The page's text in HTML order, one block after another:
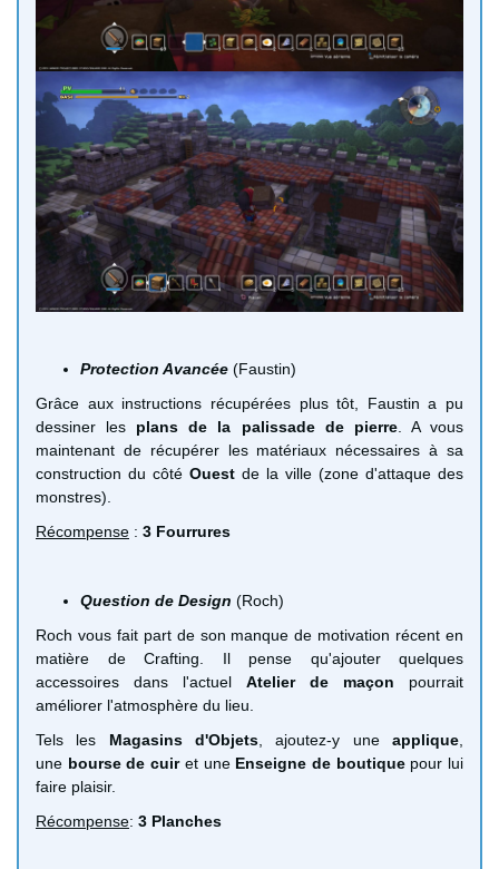
Protection Avancée (Faustin)
Grâce aux instructions récupérées plus tôt, Faustin a pu
dessiner les plans de la palissade de pierre. A vous
maintenant de récupérer les matériaux nécessaires à sa
construction du côté Ouest de la ville (zone d'attaque des
monstres).
Récompense : 3 Fourrures
Question de Design (Roch)
Roch vous fait part de son manque de motivation récent en
matière de Crafting. Il pense qu'ajouter quelques
accessoires dans l'actuel Atelier de maçon pourrait
améliorer l'atmosphère du lieu.
Tels les Magasins d'Objets , ajoutez-y uneapplique
une bourse de cuiret une Enseigne de boutique pour lui
faire plaisir.
Récompense: 3 Planches